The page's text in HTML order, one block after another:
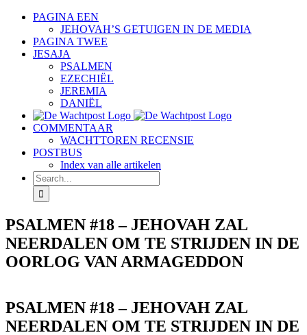
Skip
content
PAGINA EEN
JEHOVAH’S GETUIGEN IN DE MEDIA
PAGINA TWEE
JESAJA
PSALMEN
EZECHIËL
JEREMIA
DANIËL
COMMENTAAR
WACHTTOREN RECENSIE
POSTBUS
Index van alle artikelen
Search
for:
PSALMEN #18 – JEHOVAH ZAL
NEERDALEN OM TE STRIJDEN IN DE
OORLOG VAN ARMAGEDDON
PSALMEN #18 – JEHOVAH ZAL
NEERDALEN OM TE STRIJDEN IN DE